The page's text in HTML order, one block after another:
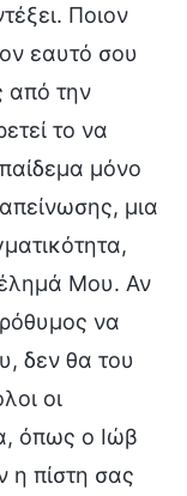
Ποιον
εαυτό σου
από την
το να
μόνο
μια
Μου. Αν
να
δεν θα του
οι
όπως ο Ιώβ
η πίστη σας